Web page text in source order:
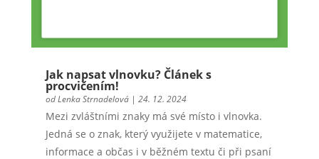
Jak napsat vlnovku? Článek s
procvičením!
odLenka Strnadelová| 24. 12. 2024
Mezi zvláštními znaky má své místo i vlnovka.
Jedná se o znak, který využijete v matematice,
informace a občas i v běžném textu či při psaní